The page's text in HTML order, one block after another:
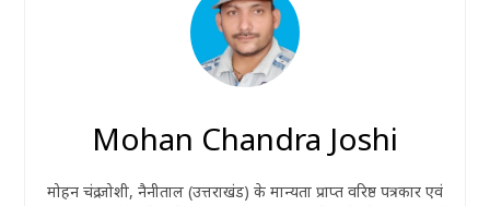
Mohan Chandra Joshi
मोहन चंद्र जोशी, नैनीताल (उत्तराखंड) के मान्यता प्राप्त वरिष्ठ पत्रकार एवं